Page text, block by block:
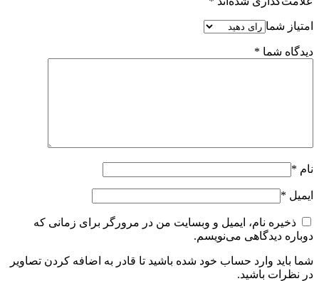
امتیاز شما
دیدگاه شما *
نام *
ایمیل *
ذخیره نام، ایمیل و وبسایت من در مرورگر برای زمانی که
دوباره دیدگاهی می‌نویسم.
شما باید وارد حساب خود شده باشید تا قادر به اضافه کردن تصاویر
در نظرات باشید.